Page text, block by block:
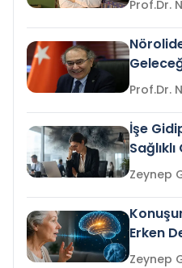
İşe
Gelir
Erken
mi?